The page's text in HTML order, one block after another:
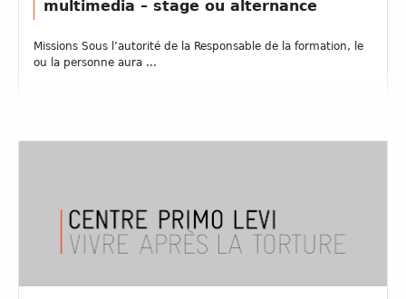
multimedia – stage ou alternance
Missions Sous l’autorité de la Responsable de la formation, le
ou la personne aura ...